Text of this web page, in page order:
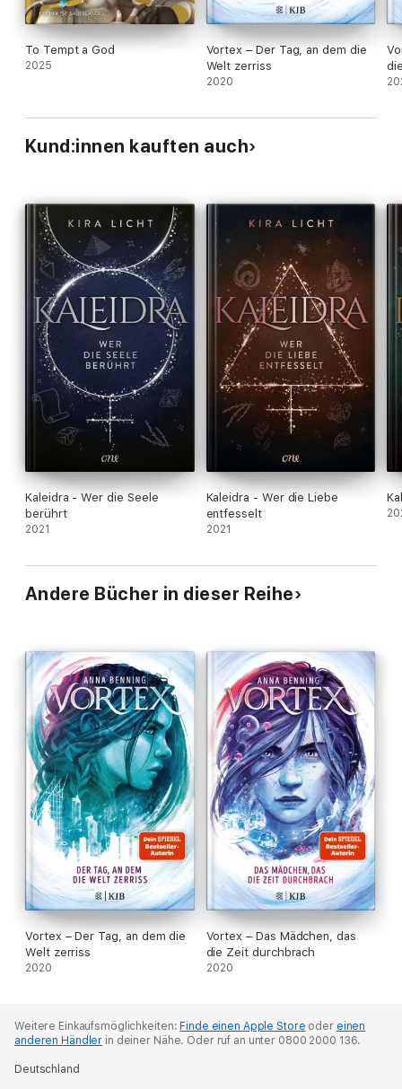
To Tempt a God
2025
Vortex – Der Tag, an dem die
Welt zerriss
2020
Kund:innen kauften auch
Kaleidra - Wer die Seele
berührt
2021
Kaleidra - Wer die Liebe
entfesselt
2021
Andere Bücher in dieser Reihe
Vortex – Der Tag, an dem die
Welt zerriss
2020
Vortex – Das Mädchen, das
die Zeit durchbrach
2020
Weitere Einkaufsmöglichkeiten:Finde einen Apple Store oder einen
anderen Händler in deiner Nähe. Oder ruf an unter 0800 2000 136.
Deutschland